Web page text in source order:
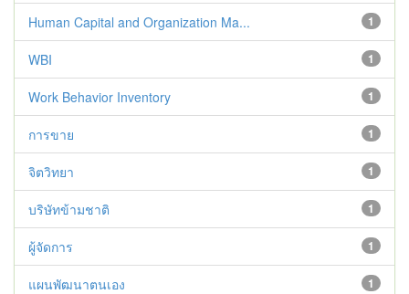
1
Human Capital and Organization Ma...
1
WBI
1
Work Behavior Inventory
1
การขาย
1
จิตวิทยา
1
บริษัทข้ามชาติ
1
ผู้จัดการ
1
แผนพัฒนาตนเอง